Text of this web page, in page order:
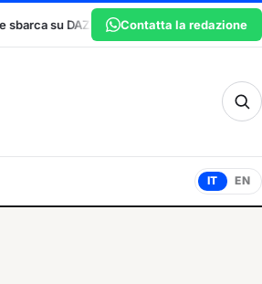
nella nuova partnership con FIFA+
Contatta la redazione
IT EN